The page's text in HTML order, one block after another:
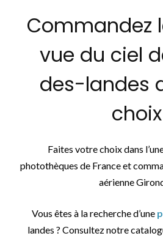
Commandez
vue du ciel
des-landes
choix
Faites votre choix dans
photothèques de France et
aérienne
Vous êtes à la recherche d’une
landes ? Consultez notre